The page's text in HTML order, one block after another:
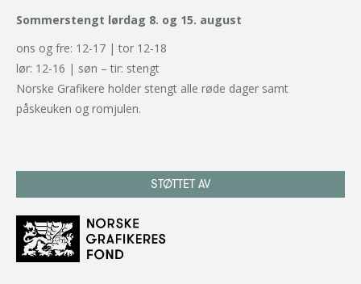
Sommerstengt lørdag 8. og 15. august
ons og fre: 12-17 | tor 12-18
lør: 12-16 | søn – tir: stengt
Norske Grafikere holder stengt alle røde dager samt
påskeuken og romjulen.
STØTTET AV